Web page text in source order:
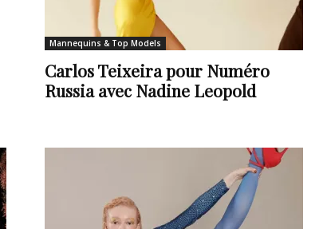
Mannequins & Top Models
Carlos Teixeira pour Numéro
Russia avec Nadine Leopold